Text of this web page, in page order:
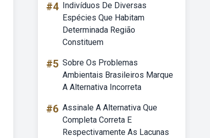
#4 Indivíduos De Diversas
Espécies Que Habitam
Determinada Região
Constituem
#5 Sobre Os Problemas
Ambientais Brasileiros Marque
A Alternativa Incorreta
#6 Assinale A Alternativa Que
Completa Correta E
Respectivamente As Lacunas